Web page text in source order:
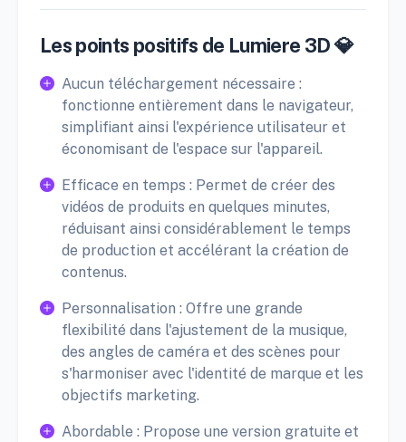
Les points positifs de Lumiere 3D 💎
Aucun téléchargement nécessaire :
fonctionne entièrement dans le navigateur,
simplifiant ainsi l'expérience utilisateur et
économisant de l'espace sur l'appareil.
Efficace en temps : Permet de créer des
vidéos de produits en quelques minutes,
réduisant ainsi considérablement le temps
de production et accélérant la création de
contenus.
Personnalisation : Offre une grande
flexibilité dans l'ajustement de la musique,
des angles de caméra et des scènes pour
s'harmoniser avec l'identité de marque et les
objectifs marketing.
Abordable : Propose une version gratuite et